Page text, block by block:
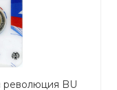
революция BU